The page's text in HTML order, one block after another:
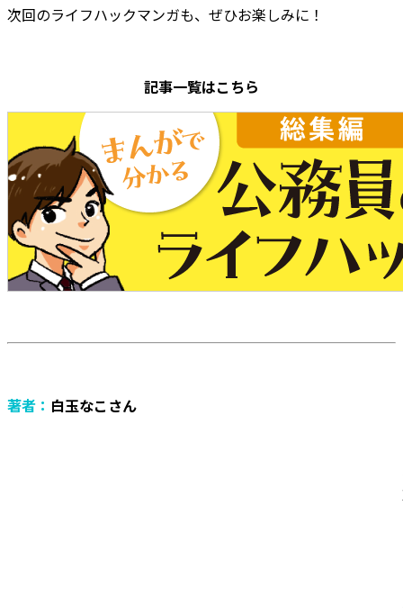
次回のライフハックマンガも、ぜひお楽しみに！
記事一覧はこちら
著者： 白玉なこさん